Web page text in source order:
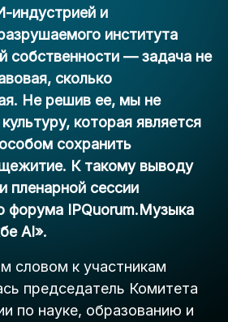
индустрией и
института
собственности — задача не
сколько
Не решив ее, мы не
которая является
сохранить
К такому выводу
пленарной сессии
форума IPQuorum.Музыка
AI».
словом к участникам
председатель Комитета
по науке, образованию и